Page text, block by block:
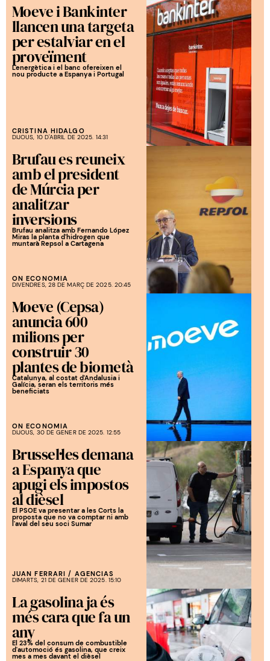
Moeve i Bankinter
llancen una targeta
per estalviar en el
proveïment
L'energètica i el banc ofereixen el
nou producte a Espanya i Portugal
CRISTINA HIDALGO
DIJOUS, 10 D'ABRIL DE 2025. 14:31
Brufau es reuneix
amb el president
de Múrcia per
analitzar
inversions
Brufau analitza amb Fernando López
Miras la planta d'hidrogen que
muntarà Repsol a Cartagena
ON ECONOMIA
DIVENDRES, 28 DE MARÇ DE 2025. 20:45
Moeve (Cepsa)
anuncia 600
milions per
construir 30
plantes de biometà
Catalunya, al costat d'Andalusia i
Galícia, seran els territoris més
beneficiats
ON ECONOMIA
DIJOUS, 30 DE GENER DE 2025. 12:55
Brussel·les demana
a Espanya que
apugi els impostos
al dièsel
El PSOE va presentar a les Corts la
proposta que no va comptar ni amb
l'aval del seu soci Sumar
JUAN FERRARI / AGENCIAS
DIMARTS, 21 DE GENER DE 2025. 15:10
La gasolina ja és
més cara que fa un
any
El 23% del consum de combustible
d'automoció és gasolina, que creix
mes a mes davant el dièsel